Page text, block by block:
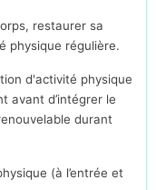
restaurer sa
physique régulière.
d'activité physique
avant d’intégrer le
durant
(à l’entrée et